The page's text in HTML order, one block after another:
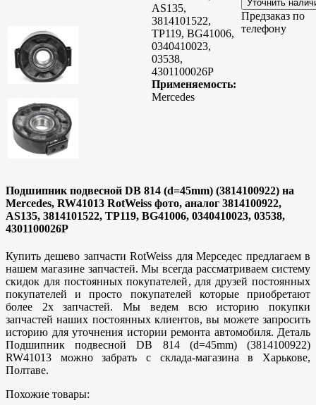
AS135,
3814101522,
TP119, BG41006,
0340410023,
03538,
4301100026P
Применяемость:
Mercedes
Предзаказ по
телефону
Подшипник подвесной DB 814 (d=45mm) (3814100922) на
Mercedes, RW41013 RotWeiss фото, аналог 3814100922,
AS135, 3814101522, TP119, BG41006, 0340410023, 03538,
4301100026P
Купить дешево запчасти RotWeiss для Мерседес предлагаем в
нашем магазине запчастей. Мы всегда рассматриваем систему
скидок для постоянных покупателей, для друзей постоянных
покупателей и просто покупателей которые приобретают
более 2х запчастей. Мы ведем всю историю покупки
запчастей наших постоянных клиентов, вы можете запросить
историю для уточнения истории ремонта автомобиля. Деталь
Подшипник подвесной DB 814 (d=45mm) (3814100922)
RW41013 можно забрать с склада-магазина в Харькове,
Полтаве.
Похожие товары: